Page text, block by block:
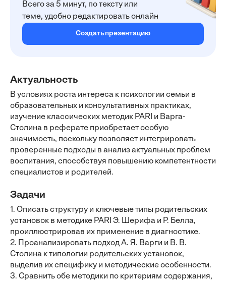
Всего за 5 минут, по тексту или
теме, удобно редактировать онлайн
Создать презентацию
Актуальность
В условиях роста интереса к психологии семьи в
образовательных и консультативных практиках,
изучение классических методик PARI и Варга-
Столина в реферате приобретает особую
значимость, поскольку позволяет интегрировать
проверенные подходы в анализ актуальных проблем
воспитания, способствуя повышению компетентности
специалистов и родителей.
Задачи
1. Описать структуру и ключевые типы родительских
установок в методике PARI Э. Шерифа и Р. Белла,
проиллюстрировав их применение в диагностике.
2. Проанализировать подход А. Я. Варги и В. В.
Столина к типологии родительских установок,
выделив их специфику и методические особенности.
3. Сравнить обе методики по критериям содержания,